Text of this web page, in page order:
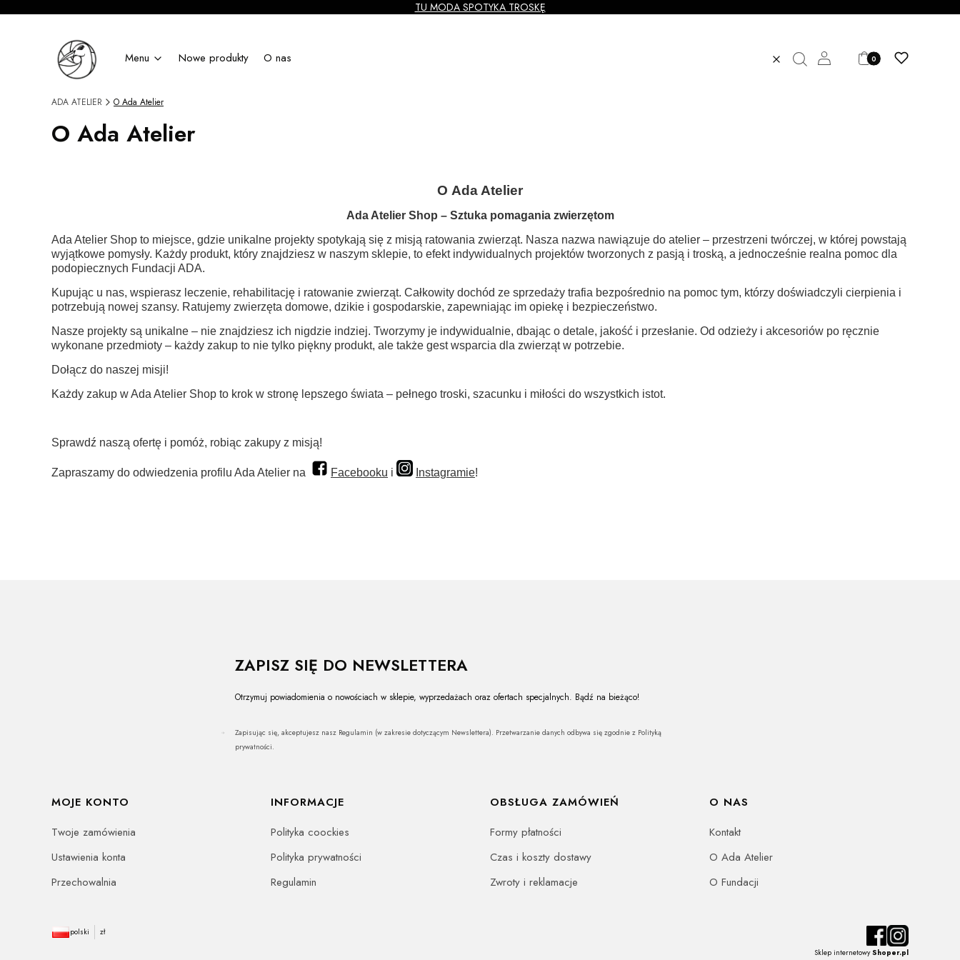
TU MODA SPOTYKA TROSKĘ
Menu Nowe produkty O nas WyczyśćSzukaj
Zaloguj sięProdukty w koszyku: 0.
Koszyk Ulubione
ADA ATELIER O Ada Atelier
O Ada Atelier
O Ada Atelier
Ada Atelier Shop – Sztuka pomagania zwierzętom
Ada Atelier Shop to miejsce, gdzie unikalne projekty spotykają się z misją ratowania zwierząt. Nasza nazwa nawiązuje do atelier – przestrzeni twórczej, w której powstają
wyjątkowe pomysły. Każdy produkt, który znajdziesz w naszym sklepie, to efekt indywidualnych projektów tworzonych z pasją i troską, a jednocześnie realna pomoc dla
podopiecznych Fundacji ADA.
Kupując u nas, wspierasz leczenie, rehabilitację i ratowanie zwierząt. Całkowity dochód ze sprzedaży trafia bezpośrednio na pomoc tym, którzy doświadczyli cierpienia i
potrzebują nowej szansy. Ratujemy zwierzęta domowe, dzikie i gospodarskie, zapewniając im opiekę i bezpieczeństwo.
Nasze projekty są unikalne – nie znajdziesz ich nigdzie indziej. Tworzymy je indywidualnie, dbając o detale, jakość i przesłanie. Od odzieży i akcesoriów po ręcznie
wykonane przedmioty – każdy zakup to nie tylko piękny produkt, ale także gest wsparcia dla zwierząt w potrzebie.
Dołącz do naszej misji!
Każdy zakup w Ada Atelier Shop to krok w stronę lepszego świata – pełnego troski, szacunku i miłości do wszystkich istot.
Sprawdź naszą ofertę i pomóż, robiąc zakupy z misją!
Zapraszamy do odwiedzenia profilu Ada Atelier na Facebooku i Instagramie!
ZAPISZ SIĘ DO NEWSLETTERA
Otrzymuj powiadomienia o nowościach w sklepie, wyprzedażach oraz ofertach specjalnych. Bądź na bieżąco!
Zapisując się, akceptujesz nasz Regulamin (w zakresie dotyczącym Newslettera). Przetwarzanie danych odbywa się zgodnie z Polityką
prywatności.
Linki w stopce
MOJE KONTO
Twoje zamówienia
Ustawienia konta
Przechowalnia
INFORMACJE
Polityka coockies
Polityka prywatności
Regulamin
OBSŁUGA ZAMÓWIEŃ
Formy płatności
Czas i koszty dostawy
Zwroty i reklamacje
O NAS
Kontakt
O Ada Atelier
O Fundacji
polski
zł
Sklep internetowyShoper.pl